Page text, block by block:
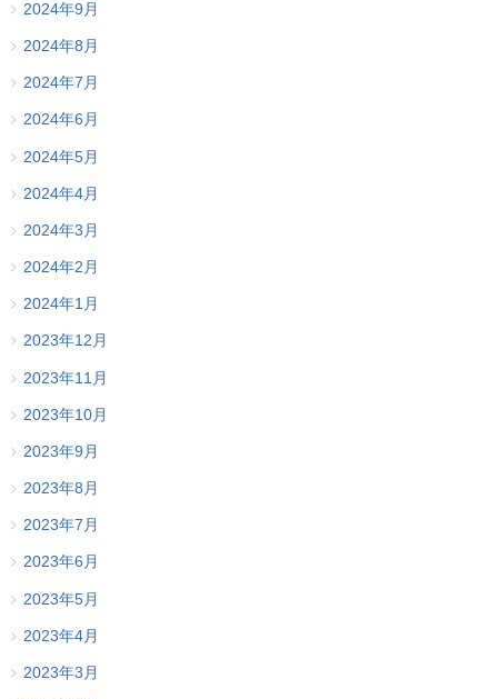
2024年9月
2024年8月
2024年7月
2024年6月
2024年5月
2024年4月
2024年3月
2024年2月
2024年1月
2023年12月
2023年11月
2023年10月
2023年9月
2023年8月
2023年7月
2023年6月
2023年5月
2023年4月
2023年3月